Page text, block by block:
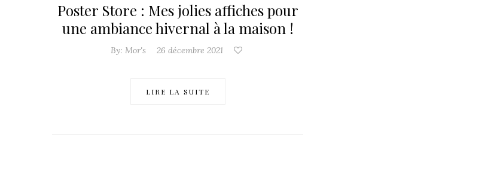
Poster Store : Mes jolies affiches pour
une ambiance hivernal à la maison !
By: Mor's 26 décembre 2021
LIRE LA SUITE